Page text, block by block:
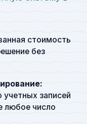
стоимость
без
записей
любое число